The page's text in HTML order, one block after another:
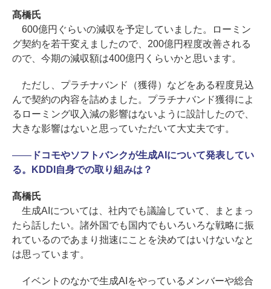
髙橋氏
600億円ぐらいの減収を予定していました。ローミン
グ契約を若干変えましたので、200億円程度改善される
ので、今期の減収額は400億円くらいかと思います。
ただし、プラチナバンド（獲得）などをある程度見込
んで契約の内容を詰めました。プラチナバンド獲得によ
るローミング収入減の影響はないように設計したので、
大きな影響はないと思っていただいて大丈夫です。
――ドコモやソフトバンクが生成AIについて発表してい
る。KDDI自身での取り組みは？
髙橋氏
生成AIについては、社内でも議論していて、まとまっ
たら話したい。諸外国でも国内でもいろいろな戦略に振
れているのであまり拙速にことを決めてはいけないなと
は思っています。
イベントのなかで生成AIをやっているメンバーや総合